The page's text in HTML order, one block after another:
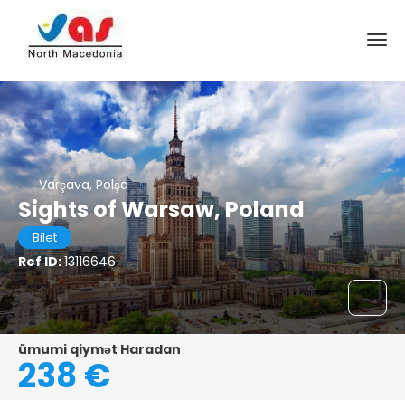
Varşava, Polşa
Sights of Warsaw, Poland
Bilet
Ref ID:13116646
ümumi qiymət Haradan
238 €